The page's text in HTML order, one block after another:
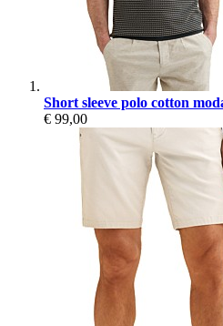
Short sleeve polo cotton
€ 99,00